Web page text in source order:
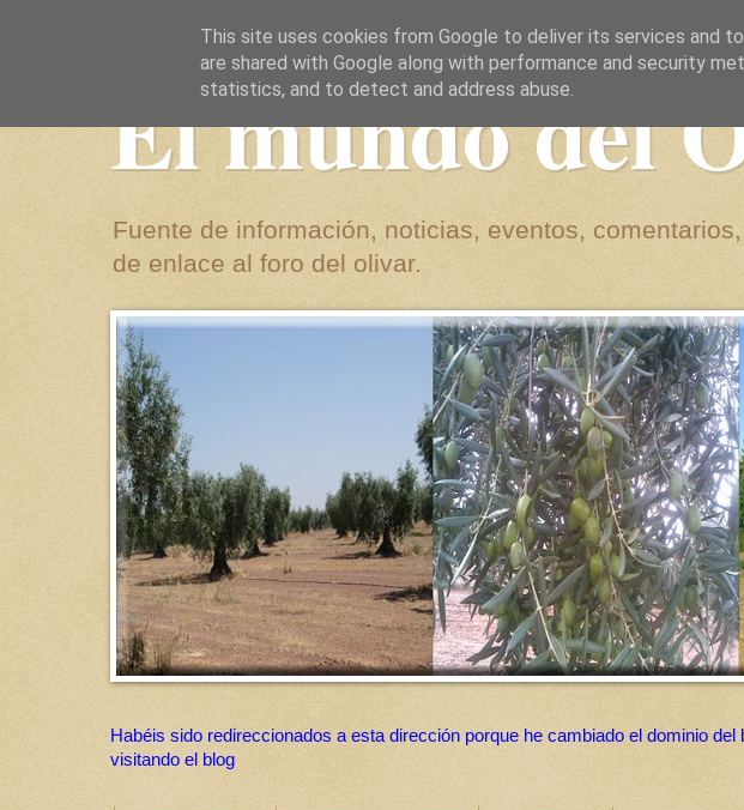
El mundo del
Fuente de información, noticias, eventos,
de enlace al foro del olivar.
Habéis sido redireccionados a esta dirección porque he cambiado el dominio del
visitando el blog
This site uses cookies from Google to deliver its services and
are shared with Google along with performance and security
statistics, and to detect and address abuse.